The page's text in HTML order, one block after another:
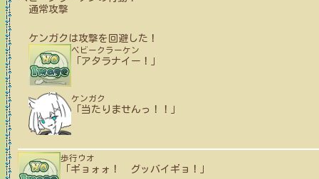
通常攻撃
ケンガク は攻撃を回避した！
ベビークラーケン
「アタラナイー！」
ケンガク
「当たりませんっ！！」
歩行ウオ
「ギョォォ！ グッバイギョ！」